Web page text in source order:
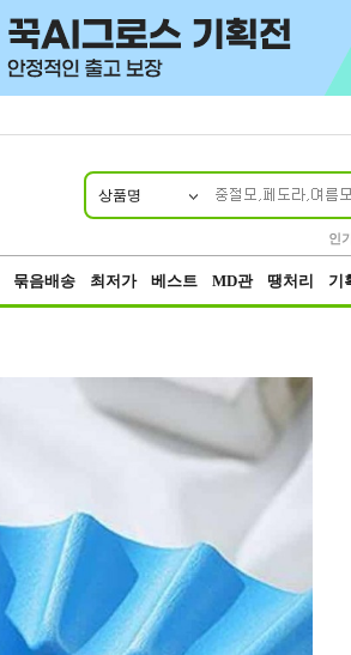
상품명
인
묶음배송 최저가 베스트 MD관 땡처리 기